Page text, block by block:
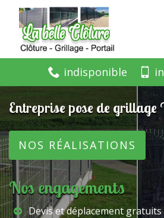
indisponible
Entreprise pose de
NOS RÉALISATIONS
Nos engagements
Devis et déplacement gratuits